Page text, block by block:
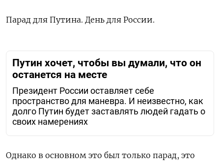
Парад для Путина. День для России.
Путин хочет, чтобы вы думали, что он
останется на месте
Президент России оставляет себе
пространство для маневра. И неизвестно, как
долго Путин будет заставлять людей гадать о
своих намерениях
Однако в основном это был только парад, это